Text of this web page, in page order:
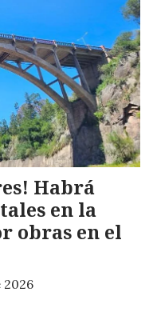
Habrá
en la
obras en el
2026